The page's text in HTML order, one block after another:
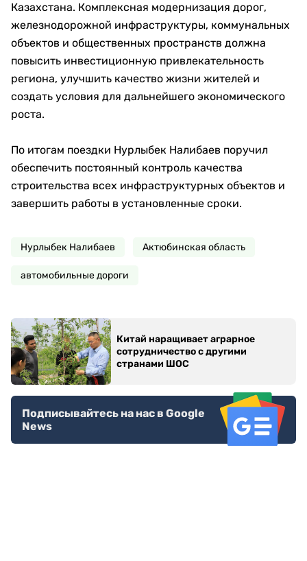
Казахстана. Комплексная модернизация дорог,
железнодорожной инфраструктуры, коммунальных
объектов и общественных пространств должна
повысить инвестиционную привлекательность
региона, улучшить качество жизни жителей и
создать условия для дальнейшего экономического
роста.
По итогам поездки Нурлыбек Налибаев поручил
обеспечить постоянный контроль качества
строительства всех инфраструктурных объектов и
завершить работы в установленные сроки.
Нурлыбек Налибаев Актюбинская область
автомобильные дороги
Китай наращивает аграрное
сотрудничество с другими
странами ШОС
Подписывайтесь на нас в Google
News